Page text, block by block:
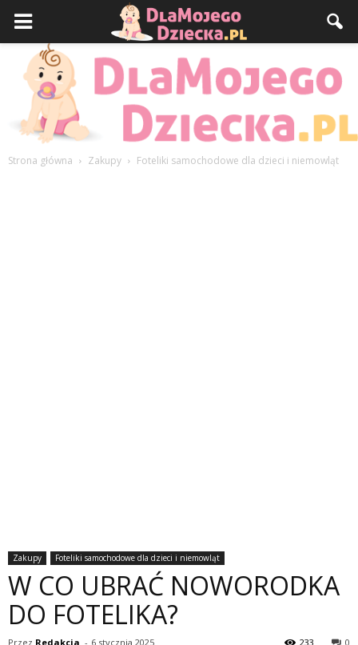
Strona główna Zakupy Foteliki samochodowe dla dzieci i niemowląt
Zakupy Foteliki samochodowe dla dzieci i niemowląt
W CO UBRAĆ NOWORODKA
DO FOTELIKA?
Przez Redakcja - 6 stycznia 2025 0
233